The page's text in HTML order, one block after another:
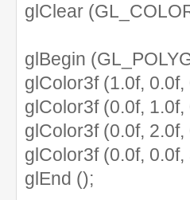
glClear
glBegin
glColor3f (1.0f,
glColor3f (0.0f,
glColor3f (0.0f,
glColor3f (0.0f,
glEnd ();